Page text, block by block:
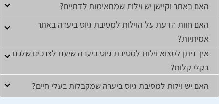
האם באתר וקיישן יש וילות שמתאימות לדתיים?
האם חוות הדעת על הוילות למסיבת גיוס ביערה באתר
אמיתיות?
איך ניתן למצוא וילות למסיבת גיוס ביערה שיענו לצרכים שלכם
בקלי קלות?
האם יש וילות למסיבת גיוס ביערה שמקבלות בעלי חיים?